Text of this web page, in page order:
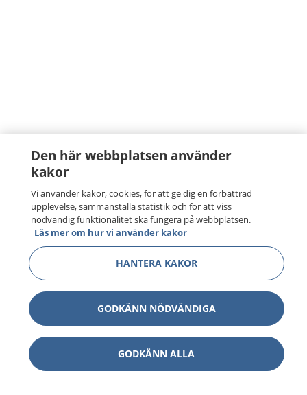
1177–tryggt om din hälsa och vård
På 1177.se får du råd om hälsa och information om
Den här webbplatsen använder
kakor
Vi använder kakor, cookies, för att ge dig en förbättrad
upplevelse, sammanställa statistik och för att viss
nödvändig funktionalitet ska fungera på webbplatsen.
Läs mer om hur vi använder kakor
HANTERA KAKOR
GODKÄNN NÖDVÄNDIGA
GODKÄNN ALLA